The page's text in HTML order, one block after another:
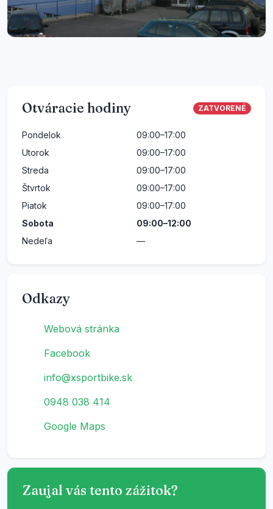
Otváracie hodiny ZATVORENÉ
Pondelok
09:00–17:00
Utorok
09:00–17:00
Streda
09:00–17:00
Štvrtok
09:00–17:00
Piatok
09:00–17:00
Sobota
09:00–12:00
Nedeľa
—
Odkazy
Webová stránka
Facebook
info@xsportbike.sk
0948 038 414
Google Maps
Zaujal vás tento zážitok?